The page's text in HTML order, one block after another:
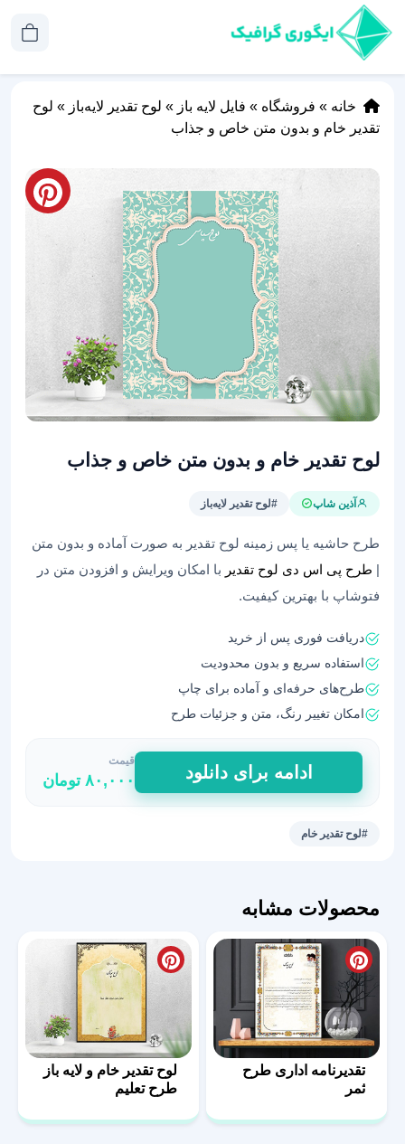
خانه » فروشگاه » فایل لایه باز » لوح تقدیر لایه‌باز » لوح
تقدیر خام و بدون متن خاص و جذاب
لوح تقدیر خام و بدون متن خاص و جذاب
آذین شاپ #لوح تقدیر لایه‌باز
طرح حاشیه یا پس زمینه لوح تقدیر به صورت آماده و بدون متن
طرح پی اس دی لوح تقدیر با امکان ویرایش و افزودن متن در
فتوشاپ با بهترین کیفیت.
دریافت فوری پس از خرید
استفاده سریع و بدون محدودیت
طرح‌های حرفه‌ای و آماده برای چاپ
امکان تغییر رنگ، متن و جزئیات طرح
لوح
تقدیر
خام
و
و
جذاب
عدد
ادامه برای دانلود
قیمت
۸۰,۰۰۰ تومان
#لوح تقدیر خام
محصولات مشابه
تقدیرنامه اداری طرح
ثمر
لوح تقدیر خام و لایه باز
طرح تعلیم